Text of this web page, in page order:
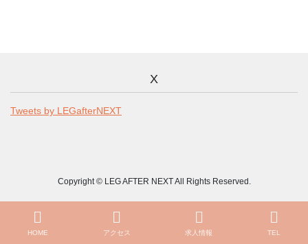
X
Tweets by LEGafterNEXT
Copyright © LEG AFTER NEXT All Rights Reserved.
HOME アクセス 求人情報 TEL